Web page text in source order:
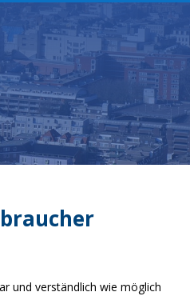
und verständlich wie möglich